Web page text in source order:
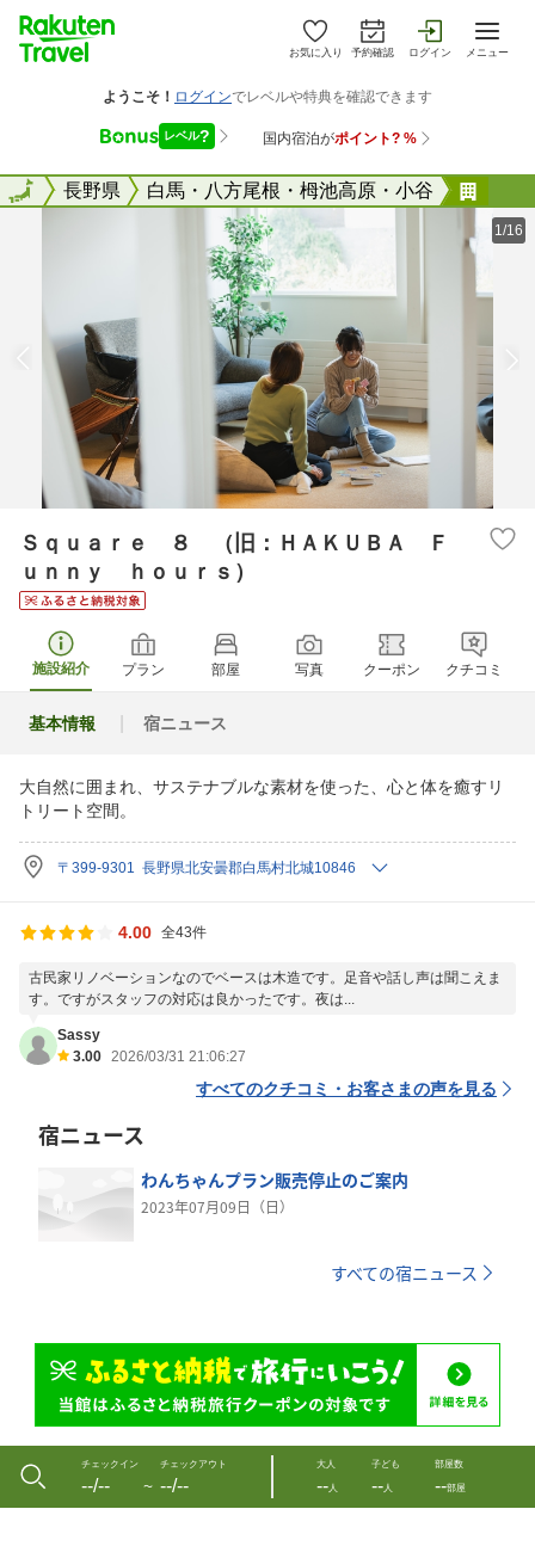
お気に入り 予約確認 ログイン メニュー
全国長野県 白馬・八方尾根・栂池高原・小谷
全国
1/16
Ｓｑｕａｒｅ ８ （旧：ＨＡＫＵＢＡ Ｆ
ｕｎｎｙ ｈｏｕｒｓ）
施設紹介 プラン 部屋 写真 クーポン クチコミ
基本情報 宿ニュース
大自然に囲まれ、サステナブルな素材を使った、心と体を癒すリ
トリート空間。
〒399-9301 長野県北安曇郡白馬村北城10846
4.00 全43件
古民家リノベーションなのでベースは木造です。足音や話し声は聞こえま
す。ですがスタッフの対応は良かったです。夜は...
Sassy
3.00 2026/03/31 21:06:27
すべてのクチコミ・お客さまの声を見る
宿ニュース
わんちゃんプラン販売停止のご案内
2023年07月09日（日）
すべての宿ニュース
チェックイン
--/-- 〜
チェックアウト
--/--
大人
--人
子ども
--人
部屋数
--部屋